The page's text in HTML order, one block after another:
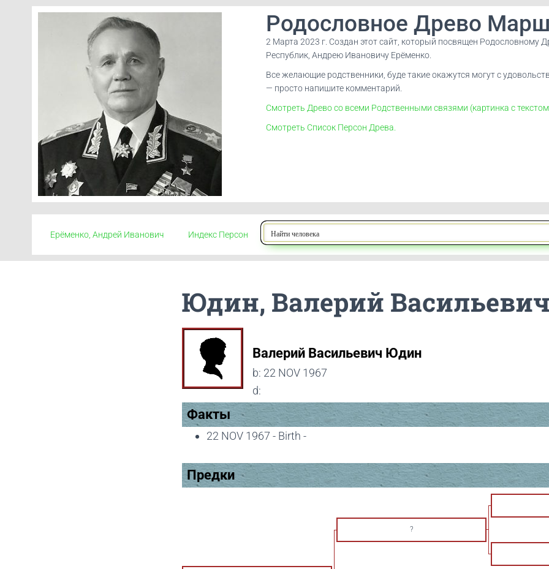
Родословное Древо
2 Марта 2023 г. Создан этот сайт, который посвящен Родословному
Республик, Андрею Ивановичу Ерёменко.
Все желающие родственники, буде такие окажутся могут с
— просто напишите комментарий.
Смотреть Древо со всеми Родственными связями (картинка с
Смотреть Список Персон Древа.
Ерёменко, Андрей Иванович Индекс Персон
Юдин, Валерий
Валерий Васильевич Юдин
b: 22 NOV 1967
d:
Факты
22 NOV 1967 - Birth -
Предки
?